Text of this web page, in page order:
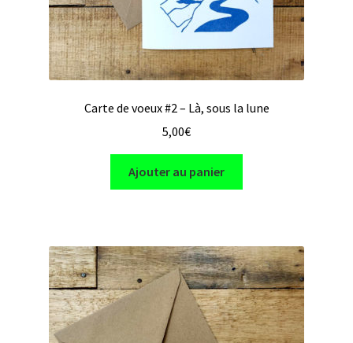
Carte de voeux #2 – Là, sous la lune
5,00€
Ajouter au panier